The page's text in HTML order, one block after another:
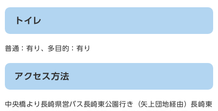
トイレ
普通：有り、多目的：有り
アクセス方法
中央橋より長崎県営バス長崎東公園行き（矢上団地経由）長崎東